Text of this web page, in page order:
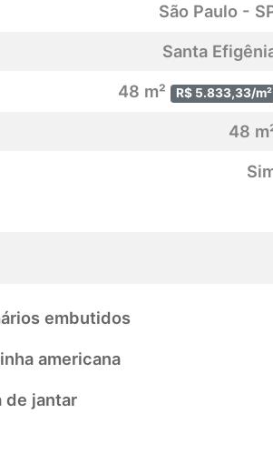
São Paulo -
Santa
48 m² R$ 5.833,33/m²
48
embutidos
americana
de jantar